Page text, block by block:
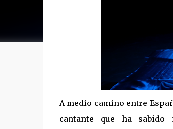
A medio camino entre
cantante que ha